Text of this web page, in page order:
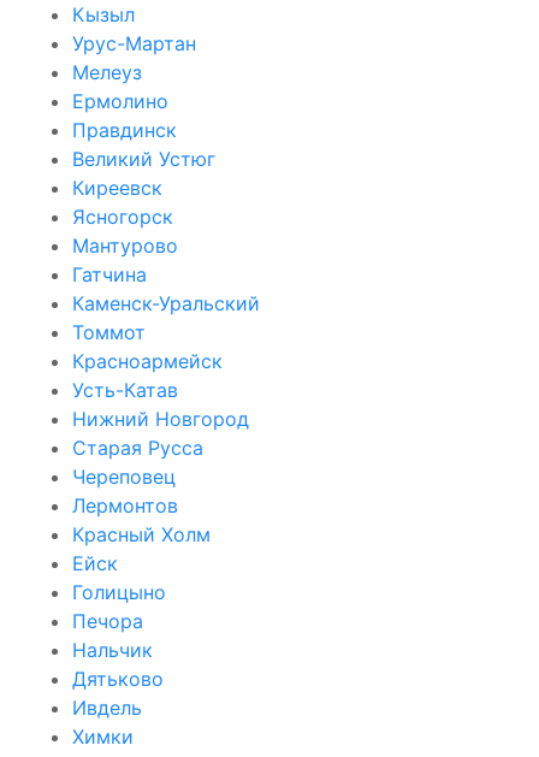
Кызыл
Урус-Мартан
Мелеуз
Ермолино
Правдинск
Великий Устюг
Киреевск
Ясногорск
Мантурово
Гатчина
Каменск-Уральский
Томмот
Красноармейск
Усть-Катав
Нижний Новгород
Старая Русса
Череповец
Лермонтов
Красный Холм
Ейск
Голицыно
Печора
Нальчик
Дятьково
Ивдель
Химки